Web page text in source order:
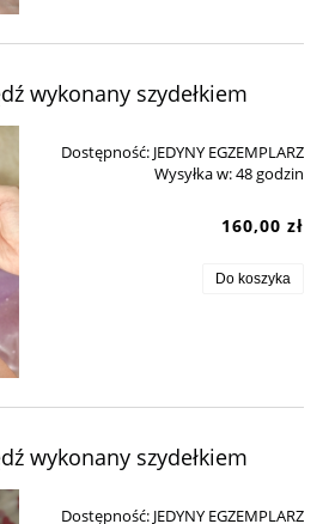
wykonany szydełkiem
Dostępność: JEDYNY EGZEMPLARZ
Wysyłka w:48 godzin
160,00 zł
Do koszyka
wykonany szydełkiem
Dostępność: JEDYNY EGZEMPLARZ